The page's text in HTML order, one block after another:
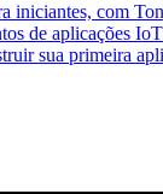
iniciantes, com
de aplicações
sua primeira